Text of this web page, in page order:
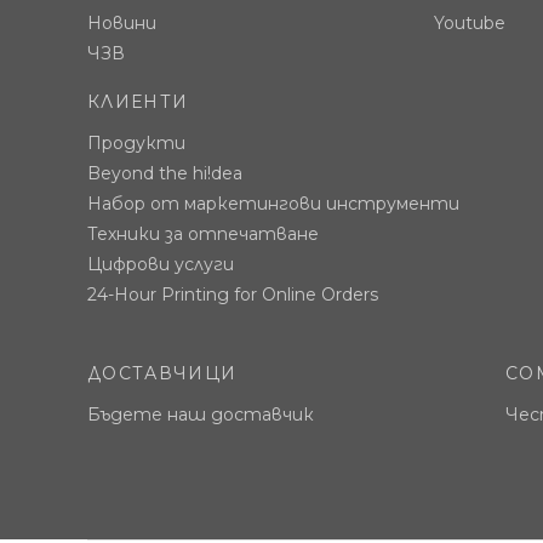
Новини
ЧЗВ
Youtube
КЛИЕНТИ
Продукти
Beyond the hi!dea
Набор от маркетингови инструменти
Техники за отпечатване
Цифрови услуги
24-Hour Printing for Online Orders
ДОСТАВЧИЦИ
Бъдете наш доставчик